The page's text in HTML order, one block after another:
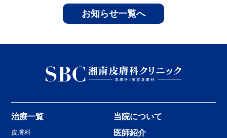
お知らせ一覧へ
治療一覧
皮膚科
当院について
医師紹介